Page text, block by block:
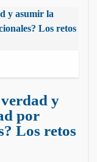
y
por
Los retos